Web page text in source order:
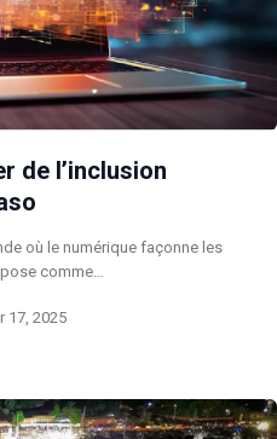
de l’inclusion
où le numérique façonne les
comme…
17, 2025